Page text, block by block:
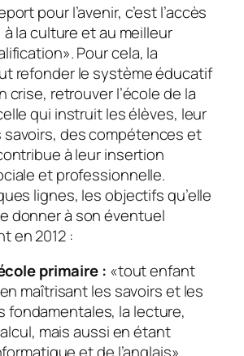
pour l’avenir, c’est l’accès
à la culture et au meilleur
». Pour cela, la
refonder le système éducatif
crise, retrouver l’école de la
qui instruit les élèves, leur
des compétences et
à leur insertion
et professionnelle.
lignes, les objectifs qu’elle
donner à son éventuel
en 2012 :
primaire : «tout enfant
maîtrisant les savoirs et les
fondamentales, la lecture,
mais aussi en étant